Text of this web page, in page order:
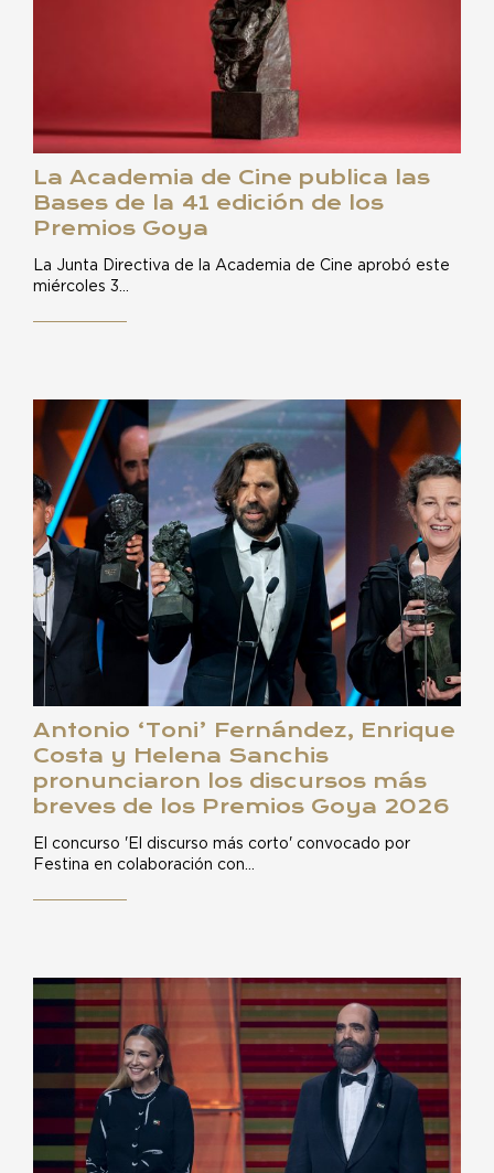
La Academia de Cine publica las
Bases de la 41 edición de los
Premios Goya
La Junta Directiva de la Academia de Cine aprobó este
miércoles 3…
Antonio ‘Toni’ Fernández, Enrique
Costa y Helena Sanchis
pronunciaron los discursos más
breves de los Premios Goya 2026
El concurso 'El discurso más corto' convocado por
Festina en colaboración con…